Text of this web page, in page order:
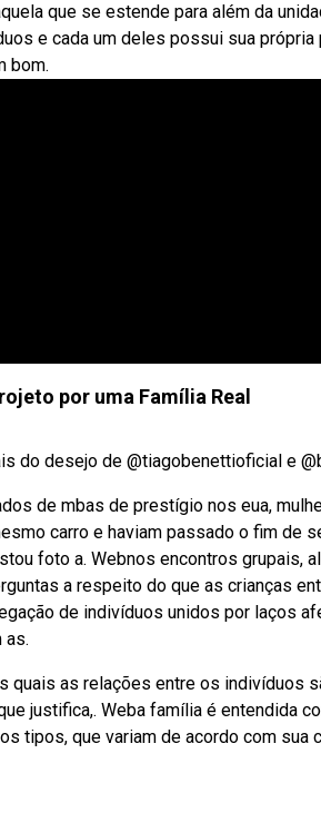
que se estende para além da
e cada um deles possui sua própria
bom.
por uma Família Real
do desejo de @tiagobenettioficial e
de mbas de prestígio nos eua,
carro e haviam passado o fim de
foto a. Webnos encontros grupais,
a respeito do que as crianças
de indivíduos unidos por laços
as.
as relações entre os indivíduos
justifica,. Weba família é entendida
tipos, que variam de acordo com sua